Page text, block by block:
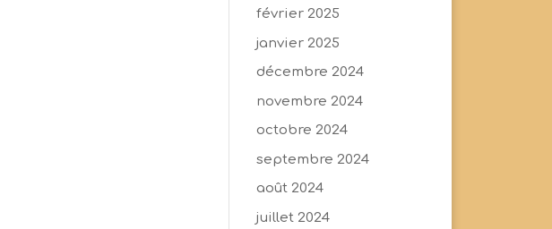
février 2025
janvier 2025
décembre 2024
novembre 2024
octobre 2024
septembre 2024
août 2024
juillet 2024